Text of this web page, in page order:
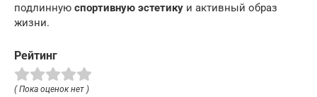
подлинную спортивную эстетику и активный образ
жизни.
Рейтинг
( Пока оценок нет )